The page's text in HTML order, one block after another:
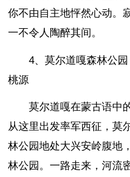
你不由自主地怦然心动。
一不令人陶醉其间。
4、莫尔道嘎森林公
桃源
莫尔道嘎在蒙古语中
从这里出发率军西征，莫
林公园地处大兴安岭腹地
林公园。一路走来，河流